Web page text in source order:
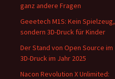
ganz andere Fragen
Geeetech M1S: Kein Spielzeug,
sondern 3D-Druck für Kinder
Der Stand von Open Source im
3D-Druck im Jahr 2025
Nacon Revolution X Unlimited: